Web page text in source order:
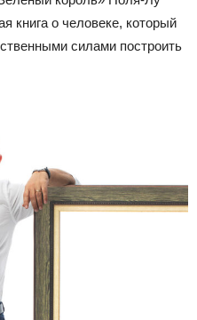
книга о человеке, который
силами построить